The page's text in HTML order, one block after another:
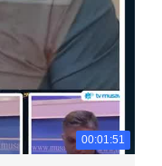
00:01:51